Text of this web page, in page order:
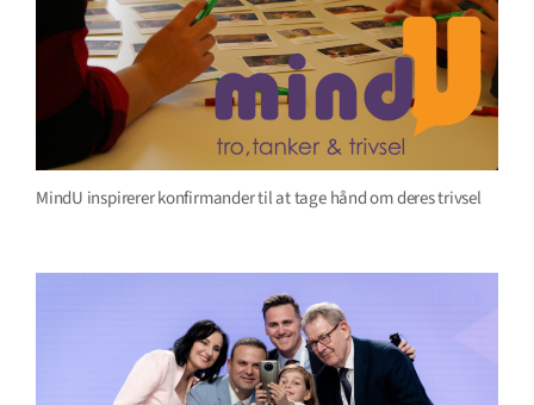
MindU inspirerer konfirmander til at tage hånd om deres trivsel